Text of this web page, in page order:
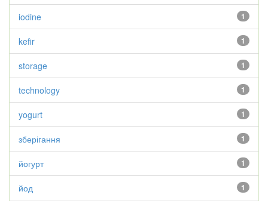
1
iodine
1
kefir
1
storage
1
technology
1
yogurt
1
зберігання
1
йогурт
1
йод